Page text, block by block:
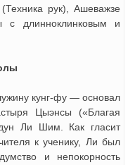
рук), Ашеважзе
с длинноклинковым и
кунг-фу — основал
Цыэнсы («Благая
Ли Шим. Как гласит
к ученику, Ли был
и непокорность